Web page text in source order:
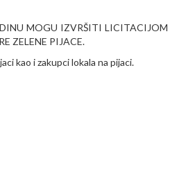
MOGU IZVRŠITI LICITACIJOM
ZELENE PIJACE.
kao i zakupci lokala na pijaci.